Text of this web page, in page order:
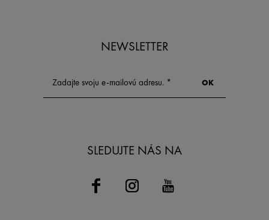
NEWSLETTER
SLEDUJTE NÁS NA